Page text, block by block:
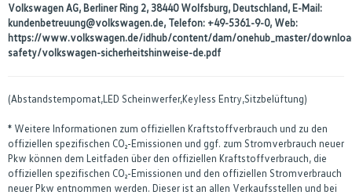
Volkswagen AG, Berliner Ring 2, 38440 Wolfsburg, Deutschland, E-Mail:
kundenbetreuung@volkswagen.de, Telefon: +49-5361-9-0, Web:
https://www.volkswagen.de/idhub/content/dam/onehub_master/
safety/volkswagen-sicherheitshinweise-de.pdf
(Abstandstempomat,LED Scheinwerfer,Keyless Entry,Sitzbelüftung)
* Weitere Informationen zum offiziellen Kraftstoffverbrauch und zu den
offiziellen spezifischen CO₂-Emissionen und ggf. zum Stromverbrauch neuer
Pkw können dem Leitfaden über den offiziellen Kraftstoffverbrauch, die
offiziellen spezifischen CO₂-Emissionen und den offiziellen Stromverbrauch
neuer Pkw entnommen werden. Dieser ist an allen Verkaufsstellen und bei